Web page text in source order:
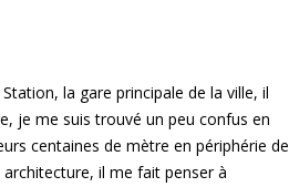
la gare principale de la ville, il
je me suis trouvé un peu confus en
centaines de mètre en périphérie de
architecture, il me fait penser à